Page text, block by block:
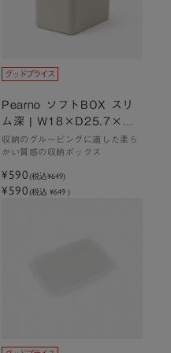
Pearno ソフトBOX スリ
ム深 | W18×D25.7×H2
4cm
収納のグルーピングに適した柔ら
かい質感の収納ボックス
¥590(税込¥649)
¥590(税込 ¥649 )